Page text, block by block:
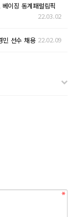
이징 동계패럴림픽
22.03.02
민 선수 채용 22.02.09